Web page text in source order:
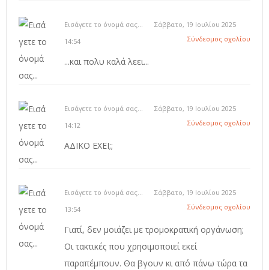
Εισάγετε το όνομά σας...
Σάββατο, 19 Ιουλίου 2025
14:54
Σύνδεσμος σχολίου
...και πολυ καλά λεει...
Εισάγετε το όνομά σας...
Σάββατο, 19 Ιουλίου 2025
14:12
Σύνδεσμος σχολίου
ΑΔΙΚΟ ΕΧΕΙ;;
Εισάγετε το όνομά σας...
Σάββατο, 19 Ιουλίου 2025
13:54
Σύνδεσμος σχολίου
Γιατί, δεν μοιάζει με τρομοκρατική οργάνωση;
Οι τακτικές που χρησιμοποιεί εκεί
παραπέμπουν. Θα βγουν κι από πάνω τώρα τα